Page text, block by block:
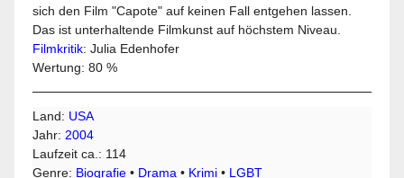
sich den Film "Capote" auf keinen Fall entgehen lassen.
Das ist unterhaltende Filmkunst auf höchstem Niveau.
Filmkritik: Julia Edenhofer
Wertung: 80 %
Land: USA
Jahr: 2004
Laufzeit ca.: 114
Genre: Biografie • Drama • Krimi • LGBT